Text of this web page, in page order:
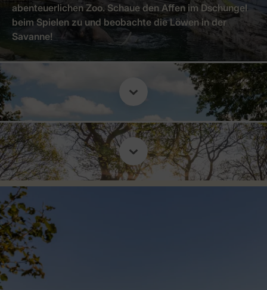
abenteuerlichen Zoo. Schaue den Affen im Dschungel
beim Spielen zu und beobachte die Löwen in der
Savanne!